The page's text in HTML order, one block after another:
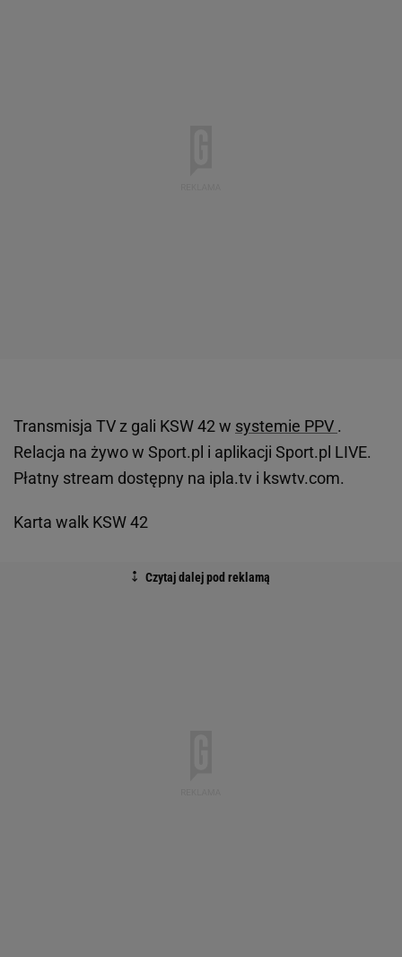
Transmisja TV z gali KSW 42 w systemie PPV .
Relacja na żywo w Sport.pl i aplikacji Sport.pl LIVE.
Płatny stream dostępny na ipla.tv i kswtv.com.
Karta walk KSW 42